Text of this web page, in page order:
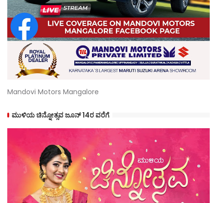
Mandovi Motors Mangalore
ಮುಳಿಯ ಚಿನ್ನೋತ್ಸವ ಜೂನ್ 14ರ ವರೆಗೆ